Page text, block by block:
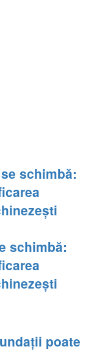
schimbă: